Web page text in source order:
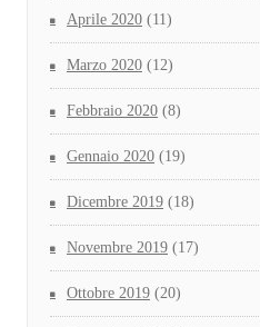
Aprile 2020 (11)
Marzo 2020 (12)
Febbraio 2020 (8)
Gennaio 2020 (19)
Dicembre 2019 (18)
Novembre 2019 (17)
Ottobre 2019 (20)